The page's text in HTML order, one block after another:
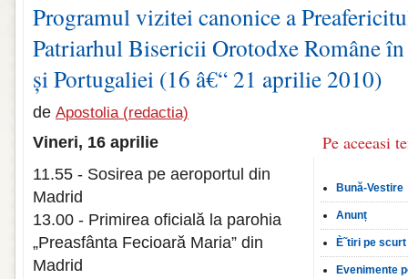
Programul vizitei canonice a
Patriarhul Bisericii Orotodxe Române
și Portugaliei (16 â€“ 21 aprilie 2010)
de Apostolia (redactia)
Pe aceeasi
Bună-Vestire
Anunț
È˜tiri pe scurt
Evenimente
Vineri, 16 aprilie
11.55 - Sosirea pe aeroportul din
Madrid
13.00 - Primirea oficială la parohia
„Preasfânta Fecioară Maria” din
Madrid